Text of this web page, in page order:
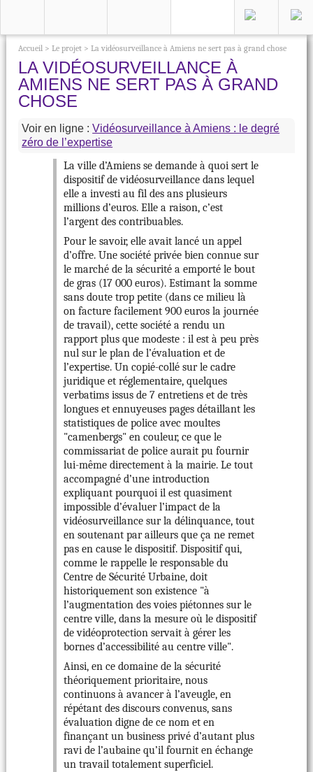
Accueil >Le projet >La vidéosurveillance à Amiens ne sert pas à grand chose
LA VIDÉOSURVEILLANCE À
AMIENS NE SERT PAS À GRAND
CHOSE
Voir en ligne :Vidéosurveillance à Amiens : le degré
zéro de l’expertise
La ville d’Amiens se demande à quoi sert le
dispositif de vidéosurveillance dans lequel
elle a investi au fil des ans plusieurs
millions d’euros. Elle a raison, c’est
l’argent des contribuables.
Pour le savoir, elle avait lancé un appel
d’offre. Une société privée bien connue sur
le marché de la sécurité a emporté le bout
de gras (17 000 euros). Estimant la somme
sans doute trop petite (dans ce milieu là
on facture facilement 900 euros la journée
de travail), cette société a rendu un
rapport plus que modeste : il est à peu près
nul sur le plan de l’évaluation et de
l’expertise. Un copié-collé sur le cadre
juridique et réglementaire, quelques
verbatims issus de 7 entretiens et de très
longues et ennuyeuses pages détaillant les
statistiques de police avec moultes
"camenbergs" en couleur, ce que le
commissariat de police aurait pu fournir
lui-même directement à la mairie. Le tout
accompagné d’une introduction
expliquant pourquoi il est quasiment
impossible d’évaluer l’impact de la
vidéosurveillance sur la délinquance, tout
en soutenant par ailleurs que ça ne remet
pas en cause le dispositif. Dispositif qui,
comme le rappelle le responsable du
Centre de Sécurité Urbaine, doit
historiquement son existence "à
l’augmentation des voies piétonnes sur le
centre ville, dans la mesure où le dispositif
de vidéoprotection servait à gérer les
bornes d’accessibilité au centre ville".
Ainsi, en ce domaine de la sécurité
théoriquement prioritaire, nous
continuons à avancer à l’aveugle, en
répétant des discours convenus, sans
évaluation digne de ce nom et en
finançant un business privé d’autant plus
ravi de l’aubaine qu’il fournit en échange
un travail totalement superficiel.